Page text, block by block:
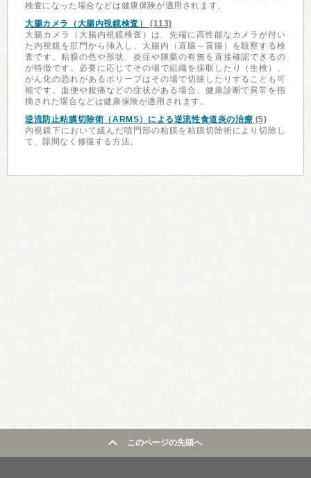
検査になった場合などは健康保険が適用されます。
大腸カメラ（大腸内視鏡検査）
(113)
大腸カメラ（大腸内視鏡検査）は、先端に高性能なカメラが付い
た内視鏡を肛門から挿入し、大腸内（直腸～盲腸）を観察する検
査です。粘膜の色や形状、炎症や腫瘍の有無を直接確認できるの
が特徴です。必要に応じてその場で組織を採取したり（生検）、
がん化の恐れがあるポリープはその場で切除したりすることも可
能です。血便や腹痛などの症状がある場合、健康診断で異常を指
摘された場合などは健康保険が適用されます。
逆流防止粘膜切除術（ARMS）による逆流性食道炎の治療 (5)
内視鏡下において緩んだ噴門部の粘膜を粘膜切除術により切除し
て、隙間なく修復する方法。
このページの先頭へ